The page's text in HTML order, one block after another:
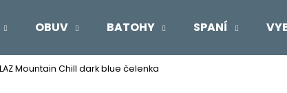
OBUV BATOHY SPANÍ
Mountain Chill dark blue čelenka
Co potřebujete najít?